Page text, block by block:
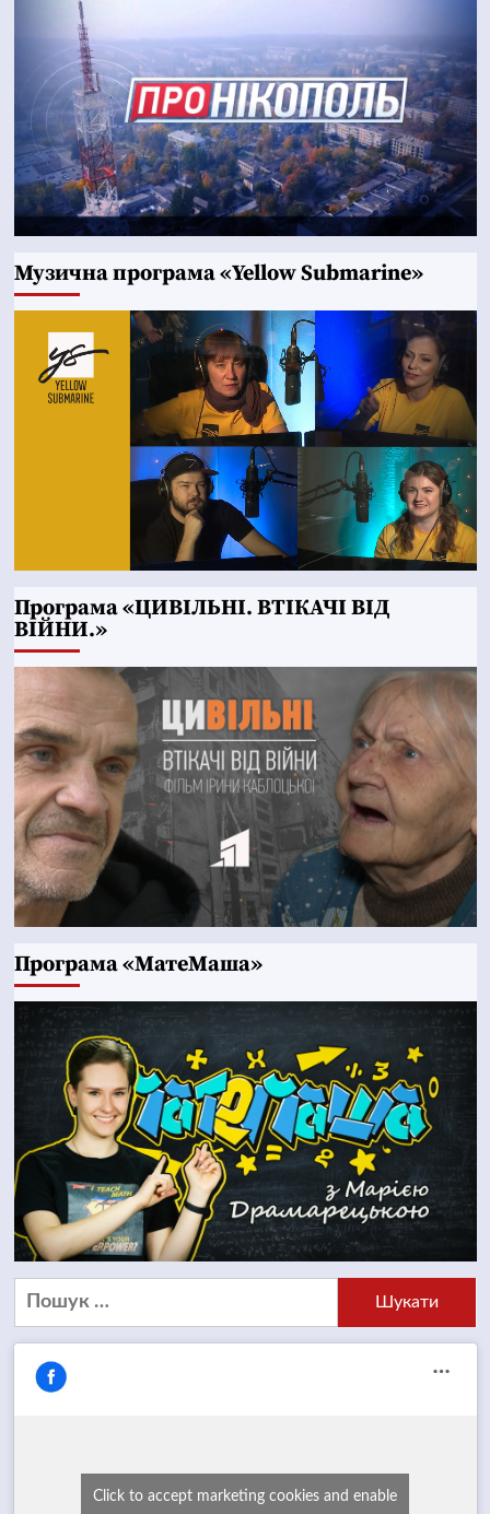
Музична програма «Yellow Submarine»
Програма «ЦИВІЛЬНІ. ВТІКАЧІ ВІД
ВІЙНИ.»
Програма «МатеМаша»
Пошук:
Click to accept marketing cookies and enable